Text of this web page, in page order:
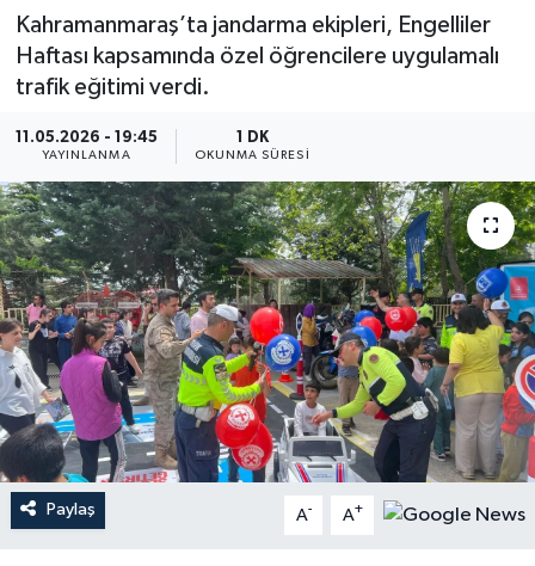
Kahramanmaraş’ta jandarma ekipleri, Engelliler
Haftası kapsamında özel öğrencilere uygulamalı
trafik eğitimi verdi.
11.05.2026 - 19:45
YAYINLANMA
1 DK
OKUNMA SÜRESI
Paylaş A- A+
SPOR
YAŞAM
TEKNOLOJİ
SAĞLIK
EĞİTİM
İLÇE HABERLERİ
KÜLTÜR-SANAT
KSÜ
DÜNYA
Trafik Durumu
Süper Lig Puan Durumu ve Fikstür
Tüm Manşetler
Son Dakika Haberleri
Haber Arşivi